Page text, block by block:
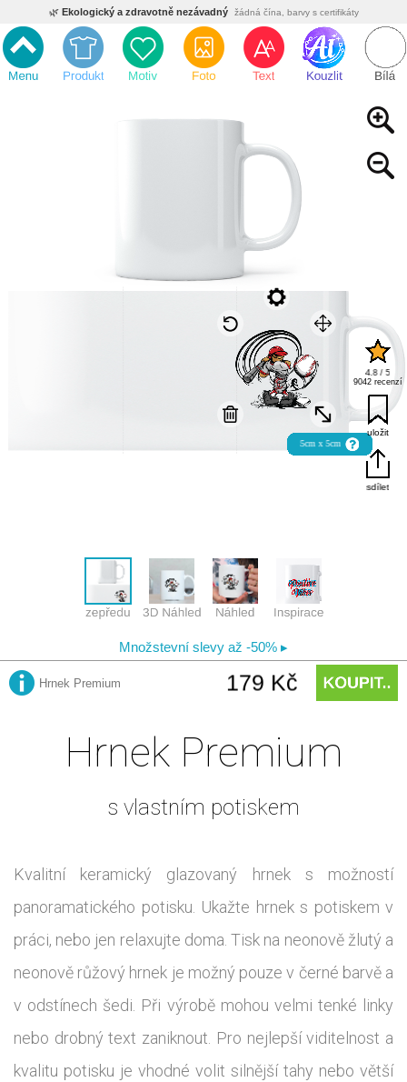
🌿 Ekologický a zdravotně nezávadný žádná čína, barvy s certifikáty
💡Inovativní výroba vlastní vývoj, nejnovější technologie
⚡ Rychlé dodání expedujeme do 24h
🏢 Výhodné pro firmy velké množstevní slevy
Hrnek Premium
s vlastním potiskem
Kvalitní keramický glazovaný hrnek s možností
panoramatického potisku. Ukažte hrnek s potiskem v
práci, nebo jen relaxujte doma. Tisk na neonově žlutý a
neonově růžový hrnek je možný pouze v černé barvě a
v odstínech šedi. Při výrobě mohou velmi tenké linky
nebo drobný text zaniknout. Pro nejlepší viditelnost a
kvalitu potisku je vhodné volit silnější tahy nebo větší